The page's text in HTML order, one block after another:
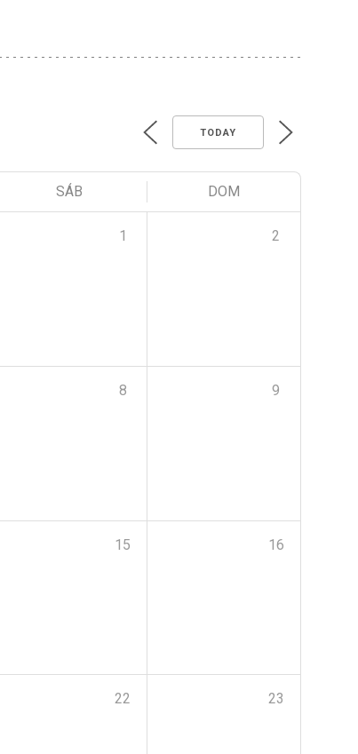
TODAY
SÁB DOM
1 2
8 9
15 16
22 23